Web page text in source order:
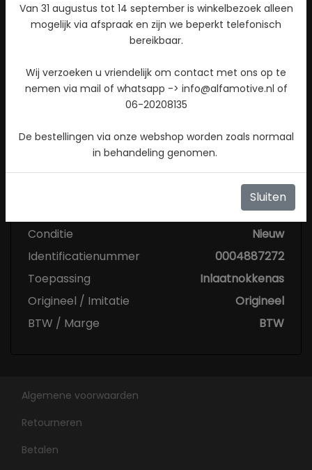
Toon kaart
Direct contact opnemen? Bel 026-4721177!
Stuur een WhatsApp bericht!
Check beschikbaarheid
Conditie
Nieuw
Identificatienummer
0004887272
Toepassing
Inlaatnokkenas
Origineel / Imitatie
Origineel
BTW / Marge
BTW
Algemene voorwaarden
Retourneren
Betalen
Van 31 augustus tot 14 september is winkelbezoek alleen
mogelijk via afspraak en zijn we beperkt telefonisch
bereikbaar.
Wij verzoeken u vriendelijk om contact met ons op te
nemen via mail of whatsapp -> info@alfamotive.nl of
06-20208135
De bestellingen via onze webshop worden zoals normaal
in behandeling genomen.
Sluiten